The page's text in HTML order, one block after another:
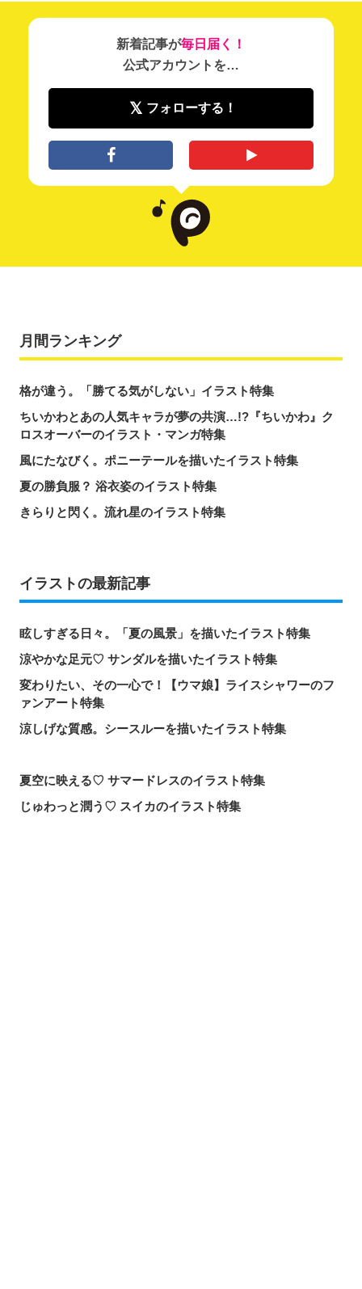
新着記事が毎日届く！
公式アカウントを…
フォローする！
月間ランキング
格が違う。「勝てる気がしない」イラスト特集
ちいかわとあの人気キャラが夢の共演…!?『ちいかわ』ク
ロスオーバーのイラスト・マンガ特集
風にたなびく。ポニーテールを描いたイラスト特集
夏の勝負服？ 浴衣姿のイラスト特集
きらりと閃く。流れ星のイラスト特集
イラストの最新記事
眩しすぎる日々。「夏の風景」を描いたイラスト特集
涼やかな足元♡ サンダルを描いたイラスト特集
変わりたい、その一心で！【ウマ娘】ライスシャワーのフ
ァンアート特集
涼しげな質感。シースルーを描いたイラスト特集
夏空に映える♡ サマードレスのイラスト特集
じゅわっと潤う♡ スイカのイラスト特集